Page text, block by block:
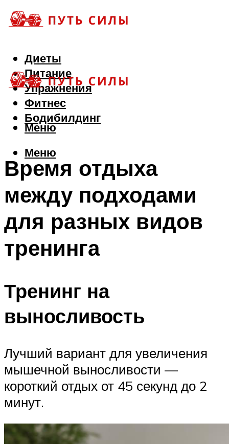
Диеты
Питание
Упражнения
Фитнес
Бодибилдинг
Меню
Меню
Время отдыха
между подходами
для разных видов
тренинга
Тренинг на
выносливость
Лучший вариант для увеличения
мышечной выносливости —
короткий отдых от 45 секунд до 2
минут.